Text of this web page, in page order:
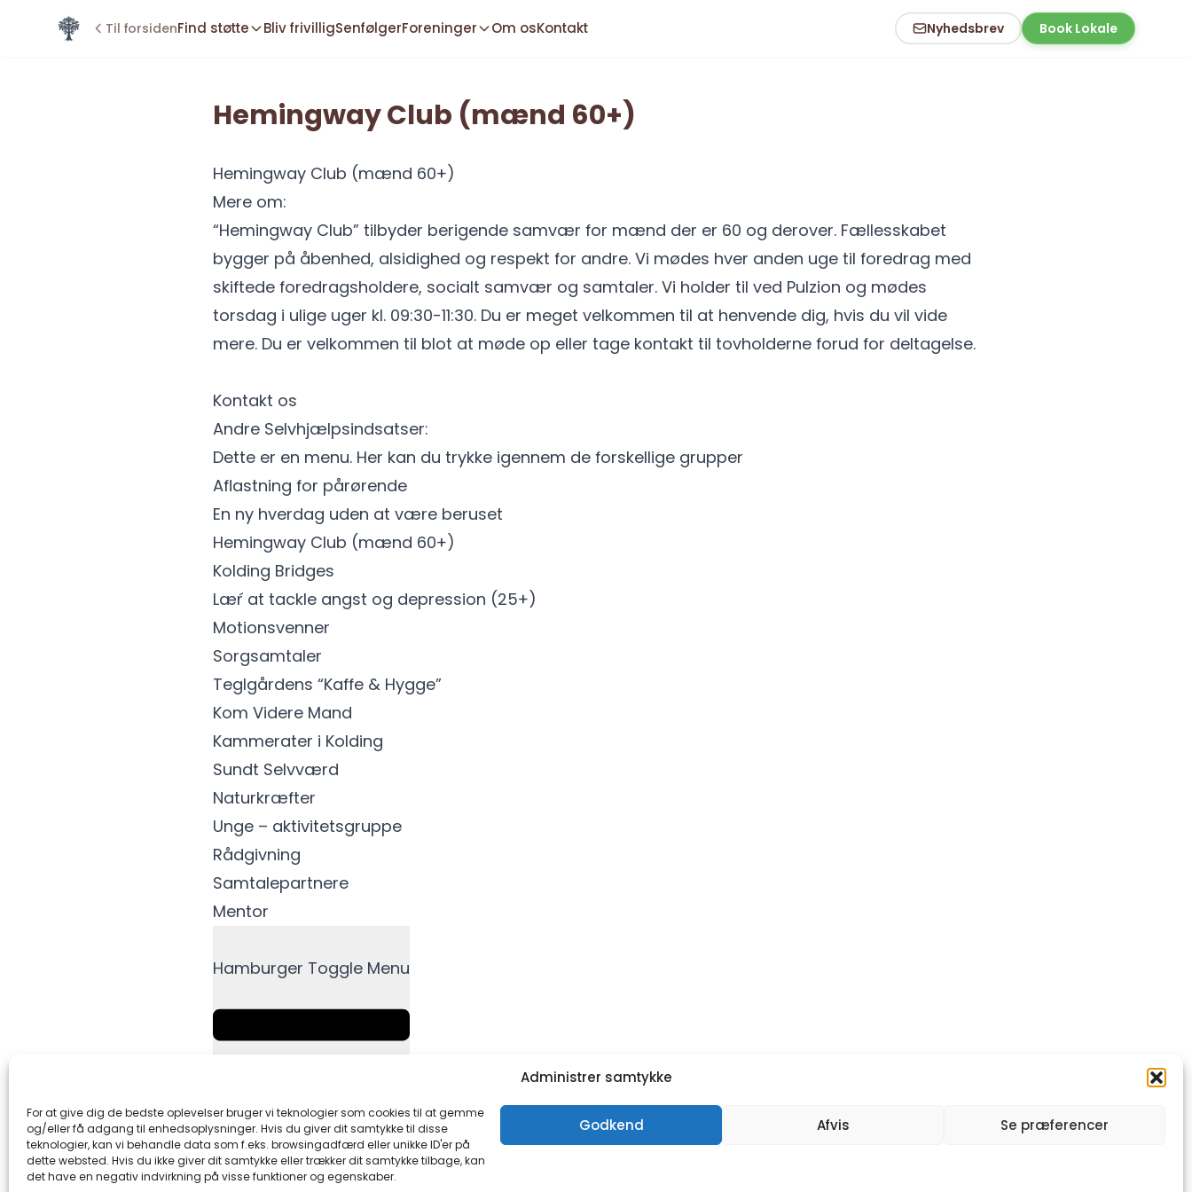
Administrer samtykke
For at give dig de bedste oplevelser bruger vi teknologier som cookies til at gemme
og/eller få adgang til enhedsoplysninger. Hvis du giver dit samtykke til disse
teknologier, kan vi behandle data som f.eks. browsingadfærd eller unikke ID'er på
dette websted. Hvis du ikke giver dit samtykke eller trækker dit samtykke tilbage, kan
det have en negativ indvirkning på visse funktioner og egenskaber.
Godkend Afvis Se præferencer
Til forsidenFind støtte Bliv frivilligSenfølgerForeninger Om osKontakt Nyhedsbrev Book Lokale
Hemingway Club (mænd 60+)​
Hemingway Club (mænd 60+)
Mere om:
“Hemingway Club” tilbyder berigende samvær for mænd der er 60 og derover. Fællesskabet
bygger på åbenhed, alsidighed og respekt for andre. Vi mødes hver anden uge til foredrag med
skiftede foredragsholdere, socialt samvær og samtaler. Vi holder til ved Pulzion og mødes
torsdag i ulige uger kl. 09:30-11:30. Du er meget velkommen til at henvende dig, hvis du vil vide
mere. Du er velkommen til blot at møde op eller tage kontakt til tovholderne forud for deltagelse.
Kontakt os
Andre Selvhjælpsindsatser:​​
Dette er en menu. Her kan du trykke igennem de forskellige grupper
Aflastning for pårørende
En ny hverdag uden at være beruset
Hemingway Club (mænd 60+)​
Kolding Bridges
Lær´ at tackle angst og depression (25+)
Motionsvenner
Sorgsamtaler
Teglgårdens “Kaffe & Hygge”
Kom Videre Mand
Kammerater i Kolding
Sundt Selvværd
Naturkræfter
Unge – aktivitetsgruppe
Rådgivning
Samtalepartnere
Mentor
Hamburger Toggle Menu